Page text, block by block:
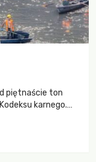
piętnaście ton
karnego.
rzeki.